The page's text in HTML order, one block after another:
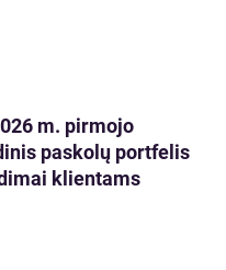
m. pirmojo
paskolų portfelis
klientams